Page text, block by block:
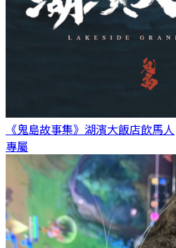
《鬼島故事集》湖濱大飯店飲馬人
專屬